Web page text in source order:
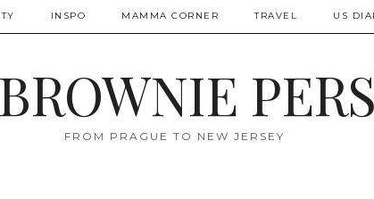
INSPO MAMMA CORNER TRAVEL US
FROM PRAGUE TO NEW JERSEY